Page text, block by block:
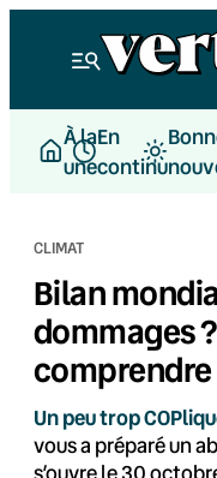
À la
une
En
continu
CLIMAT
Bilan
dommages
comprendre
Un peu trop
vous a préparé un